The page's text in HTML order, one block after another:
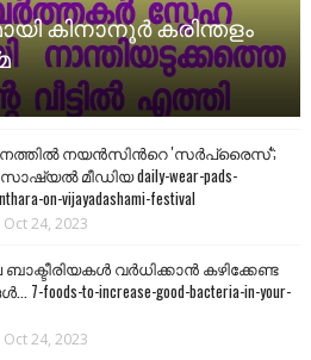
കിനാനൂർ കരിന്തളം
നയന്‍സിന്‍റെ 'സര്‍പ്രൈസ്';
മീഡിയ daily-wear-pads-
on-vijayadashami-festival
Oct 24, 2023
വര്‍ധിക്കാന്‍ കഴിക്കേണ്ട
foods-to-increase-good-bacteria-in-your-
Oct 24, 2023